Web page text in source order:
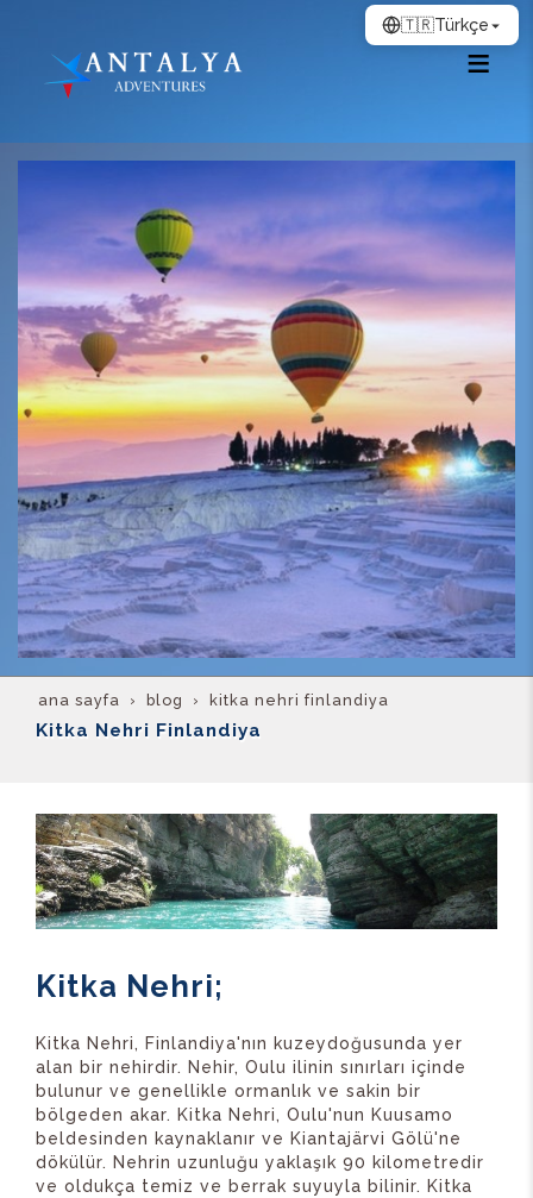
ana sayfa blog kitka nehri finlandiya
Kitka Nehri Finlandiya
Kitka Nehri;
Kitka Nehri, Finlandiya'nın kuzeydoğusunda yer
alan bir nehirdir. Nehir, Oulu ilinin sınırları içinde
bulunur ve genellikle ormanlık ve sakin bir
bölgeden akar. Kitka Nehri, Oulu'nun Kuusamo
beldesinden kaynaklanır ve Kiantajärvi Gölü'ne
dökülür. Nehrin uzunluğu yaklaşık 90 kilometredir
ve oldukça temiz ve berrak suyuyla bilinir. Kitka
🇹🇷Türkçe